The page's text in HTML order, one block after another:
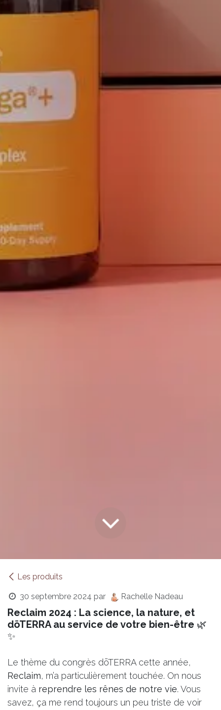
Les produits
30 septembre 2024 par Rachelle Nadeau
Reclaim 2024 : La science, la nature, et
dōTERRA au service de votre bien-être 🌿
✨
Le thème du congrès dōTERRA cette année,
Reclaim, m’a particulièrement touchée. On nous
invite à reprendre les rênes de notre vie. Vous
savez, ça me rend toujours un peu triste de voir